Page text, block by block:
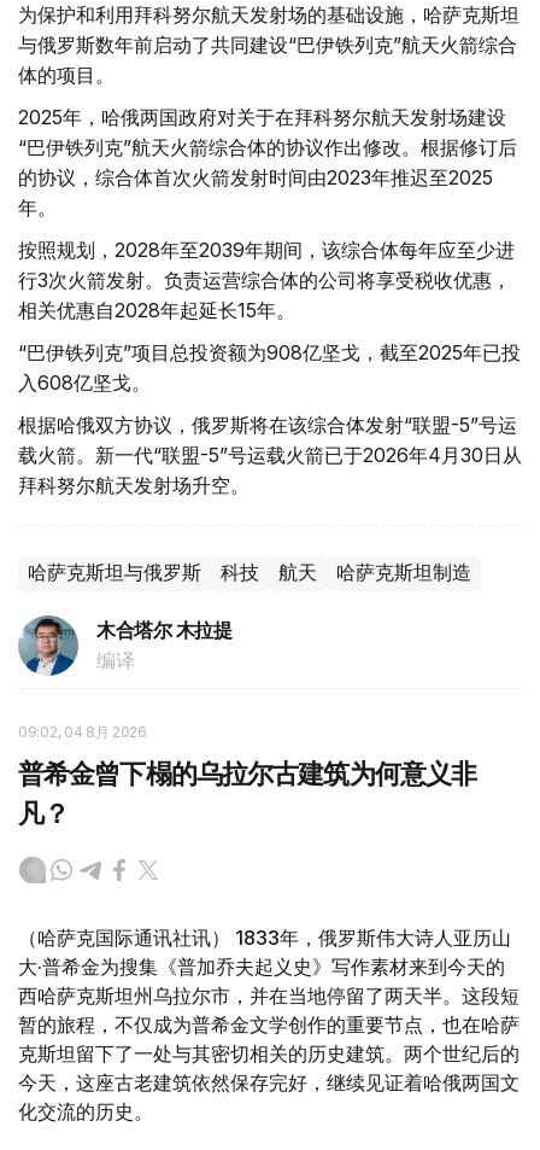
为保护和利用拜科努尔航天发射场的基础设施，哈萨克斯坦
与俄罗斯数年前启动了共同建设“巴伊铁列克”航天火箭综合
体的项目。
2025年，哈俄两国政府对关于在拜科努尔航天发射场建设
“巴伊铁列克”航天火箭综合体的协议作出修改。根据修订后
的协议，综合体首次火箭发射时间由2023年推迟至2025
年。
按照规划，2028年至2039年期间，该综合体每年应至少进
行3次火箭发射。负责运营综合体的公司将享受税收优惠，
相关优惠自2028年起延长15年。
“巴伊铁列克”项目总投资额为908亿坚戈，截至2025年已投
入608亿坚戈。
根据哈俄双方协议，俄罗斯将在该综合体发射“联盟-5”号运
载火箭。新一代“联盟-5”号运载火箭已于2026年4月30日从
拜科努尔航天发射场升空。
哈萨克斯坦与俄罗斯 科技 航天 哈萨克斯坦制造
木合塔尔 木拉提
编译
09:02, 04 8月 2026
普希金曾下榻的乌拉尔古建筑为何意义非
凡？
（哈萨克国际通讯社讯） 1833年，俄罗斯伟大诗人亚历山
大·普希金为搜集《普加乔夫起义史》写作素材来到今天的
西哈萨克斯坦州乌拉尔市，并在当地停留了两天半。这段短
暂的旅程，不仅成为普希金文学创作的重要节点，也在哈萨
克斯坦留下了一处与其密切相关的历史建筑。两个世纪后的
今天，这座古老建筑依然保存完好，继续见证着哈俄两国文
化交流的历史。